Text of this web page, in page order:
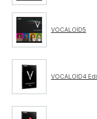
VOCALOID5
VOCALOID4